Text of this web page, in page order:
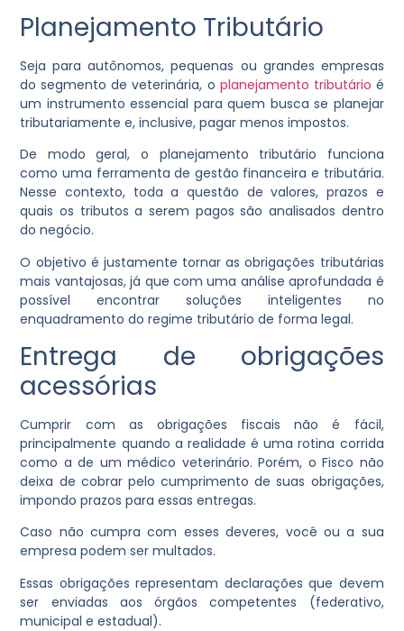
Planejamento Tributário
Seja para autônomos, pequenas ou grandes empresas
do segmento de veterinária, o planejamento tributário é
um instrumento essencial para quem busca se planejar
tributariamente e, inclusive, pagar menos impostos.
De modo geral, o planejamento tributário funciona
como uma ferramenta de gestão financeira e tributária.
Nesse contexto, toda a questão de valores, prazos e
quais os tributos a serem pagos são analisados dentro
do negócio.
O objetivo é justamente tornar as obrigações tributárias
mais vantajosas, já que com uma análise aprofundada é
possível encontrar soluções inteligentes no
enquadramento do regime tributário de forma legal.
Entrega de obrigações
acessórias
Cumprir com as obrigações fiscais não é fácil,
principalmente quando a realidade é uma rotina corrida
como a de um médico veterinário. Porém, o Fisco não
deixa de cobrar pelo cumprimento de suas obrigações,
impondo prazos para essas entregas.
Caso não cumpra com esses deveres, você ou a sua
empresa podem ser multados.
Essas obrigações representam declarações que devem
ser enviadas aos órgãos competentes (federativo,
municipal e estadual).